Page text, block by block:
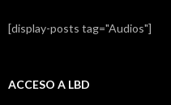
[display-posts tag="Audios"]
ACCESO A LBD